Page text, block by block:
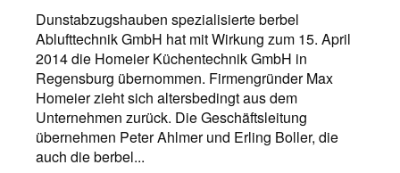
Dunstabzugshauben spezialisierte berbel
Ablufttechnik GmbH hat mit Wirkung zum 15. April
2014 die Homeier Küchentechnik GmbH in
Regensburg übernommen. Firmengründer Max
Homeier zieht sich altersbedingt aus dem
Unternehmen zurück. Die Geschäftsleitung
übernehmen Peter Ahlmer und Erling Boller, die
auch die berbel...